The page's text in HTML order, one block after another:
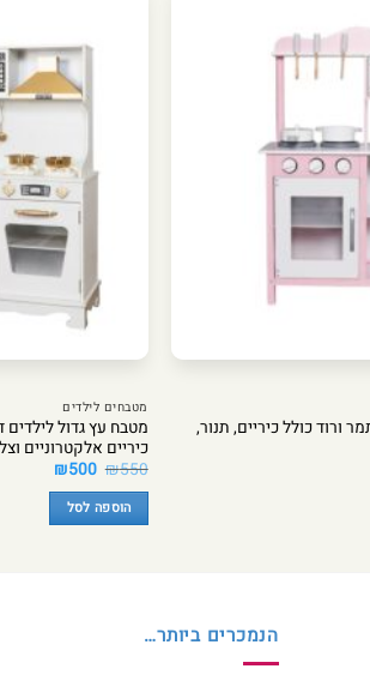
ורוד כולל כיריים, תנור,
מטבחים לילדים
מטבח עץ גדול לילדים
כיריים אלקטרוניים
₪550 המחיר
היה:
₪550.
₪500
הוא:
₪500. הוספה לסל
הנמכרים ביותר…